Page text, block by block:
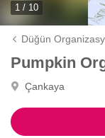
1 / 10
Düğün
Pumpkin
Çankaya